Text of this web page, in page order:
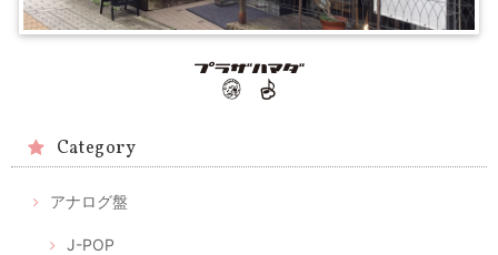
Category
アナログ盤
J-POP